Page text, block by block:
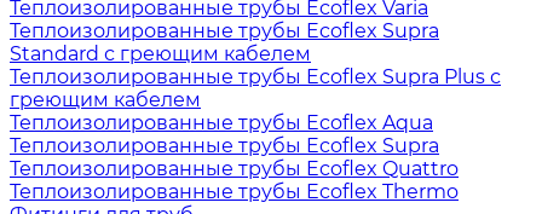
Теплоизолированные трубы Ecoflex Varia
Теплоизолированные трубы Ecoflex Supra
Standard с греющим кабелем
Теплоизолированные трубы Ecoflex Supra Plus с
греющим кабелем
Теплоизолированные трубы Ecoflex Aqua
Теплоизолированные трубы Ecoflex Supra
Теплоизолированные трубы Ecoflex Quattro
Теплоизолированные трубы Ecoflex Thermo